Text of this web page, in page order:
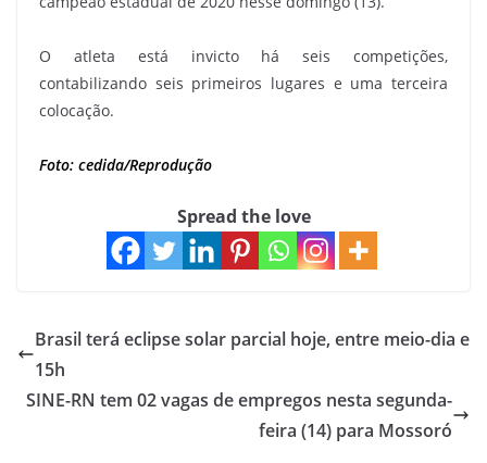
O atleta está invicto há seis competições,
contabilizando seis primeiros lugares e uma terceira
colocação.
Foto: cedida/Reprodução
Spread the love
Brasil terá eclipse solar parcial hoje, entre meio-dia e
15h
SINE-RN tem 02 vagas de empregos nesta segunda-
feira (14) para Mossoró